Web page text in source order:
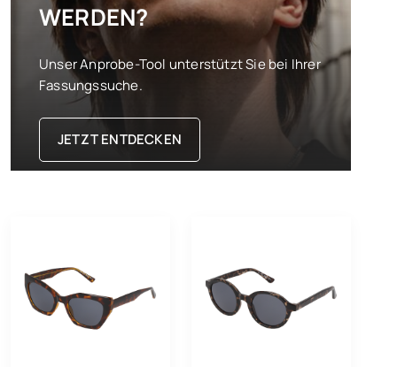
WERDEN?
Unser Anprobe-Tool unterstützt Sie bei Ihrer
Fassungssuche.
JETZT ENTDECKEN